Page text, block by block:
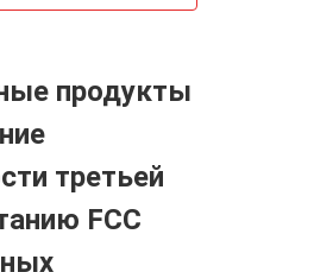
продукты
третьей
FCC